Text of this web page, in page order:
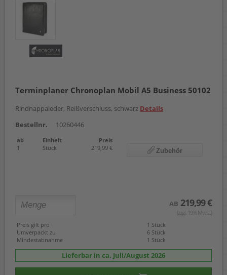
Terminplaner Chronoplan Mobil A5 Business 50102
Rindnappaleder, Reißverschluss, schwarz Details
Bestellnr.
10260446
ab Einheit
Preis
1
Stück 219,99 € Zubehör
AB 219,99 €
(zzgl. 19% Mwst.)
Preis gilt pro
1 Stück
Umverpackt zu
6 Stück
Mindestabnahme
1 Stück
Lieferbar in ca. Juli/August 2026